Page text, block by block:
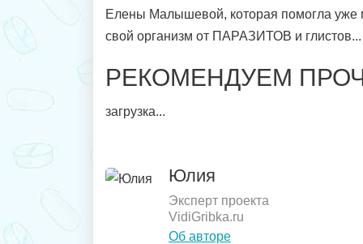
Елены Малышевой, которая помогла уже
свой организм от ПАРАЗИТОВ и глистов...
РЕКОМЕНДУЕМ
загрузка...
Юлия
Эксперт проекта
VidiGribka.ru
Об авторе